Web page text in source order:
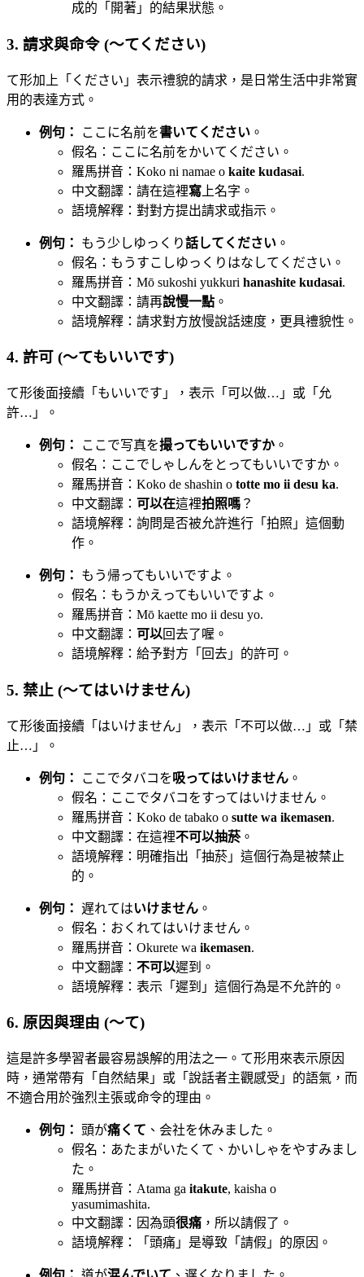
成的「開著」的結果狀態。
3. 請求與命令 (〜てください)
て形加上「ください」表示禮貌的請求，是日常生活中非常實
用的表達方式。
例句： ここに名前を書いてください 。
假名：ここに名前をかいてください。
羅馬拼音：Koko ni namae o kaite kudasai.
中文翻譯：請在這裡寫 上名字。
語境解釋：對對方提出請求或指示。
例句： もう少しゆっくり話してください 。
假名：もうすこしゆっくりはなしてください。
羅馬拼音：Mō sukoshi yukkuri hanashite kudasai.
中文翻譯：請再說慢一點 。
語境解釋：請求對方放慢說話速度，更具禮貌性。
4. 許可 (〜てもいいです)
て形後面接續「もいいです」，表示「可以做…」或「允
許…」。
例句： ここで写真を撮ってもいいですか 。
假名：ここでしゃしんをとってもいいですか。
羅馬拼音：Koko de shashin o totte mo ii desu ka.
中文翻譯： 可以在這裡拍照嗎 ？
語境解釋：詢問是否被允許進行「拍照」這個動
作。
例句：
もう帰ってもいいですよ。
假名：もうかえってもいいですよ。
羅馬拼音：Mō kaette mo ii desu yo.
中文翻譯： 可以回去了喔。
語境解釋：給予對方「回去」的許可。
5. 禁止 (〜てはいけません)
て形後面接續「はいけません」，表示「不可以做…」或「禁
止…」。
例句： ここでタバコを吸ってはいけません 。
假名：ここでタバコをすってはいけません。
羅馬拼音：Koko de tabako o sutte wa ikemasen.
中文翻譯：在這裡不可以抽菸。
語境解釋：明確指出「抽菸」這個行為是被禁止
的。
例句： 遅れてはいけません 。
假名：おくれてはいけません。
羅馬拼音：Okurete wa ikemasen.
中文翻譯： 不可以遲到。
語境解釋：表示「遲到」這個行為是不允許的。
6. 原因與理由 (〜て)
這是許多學習者最容易誤解的用法之一。て形用來表示原因
時，通常帶有「自然結果」或「說話者主觀感受」的語氣，而
不適合用於強烈主張或命令的理由。
例句： 頭が痛くて 、会社を休みました。
假名：あたまがいたくて、かいしゃをやすみまし
た。
羅馬拼音：Atama ga itakute, kaisha o
yasumimashita.
中文翻譯：因為頭很痛 ，所以請假了。
語境解釋：「頭痛」是導致「請假」的原因。